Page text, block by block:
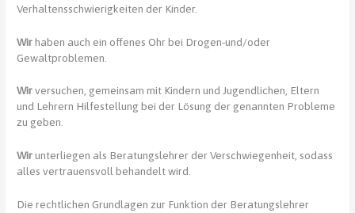
Verhaltensschwierigkeiten der Kinder.
Wirhaben auch ein offenes Ohr bei Drogen-und/oder
Gewaltproblemen.
Wirversuchen, gemeinsam mit Kindern und Jugendlichen, Eltern
und Lehrern Hilfestellung bei der Lösung der genannten Probleme
zu geben.
Wirunterliegen als Beratungslehrer der Verschwiegenheit, sodass
alles vertrauensvoll behandelt wird.
Die rechtlichen Grundlagen zur Funktion der Beratungslehrer